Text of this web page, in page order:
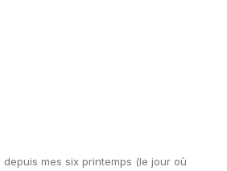
mes six printemps (le jour où